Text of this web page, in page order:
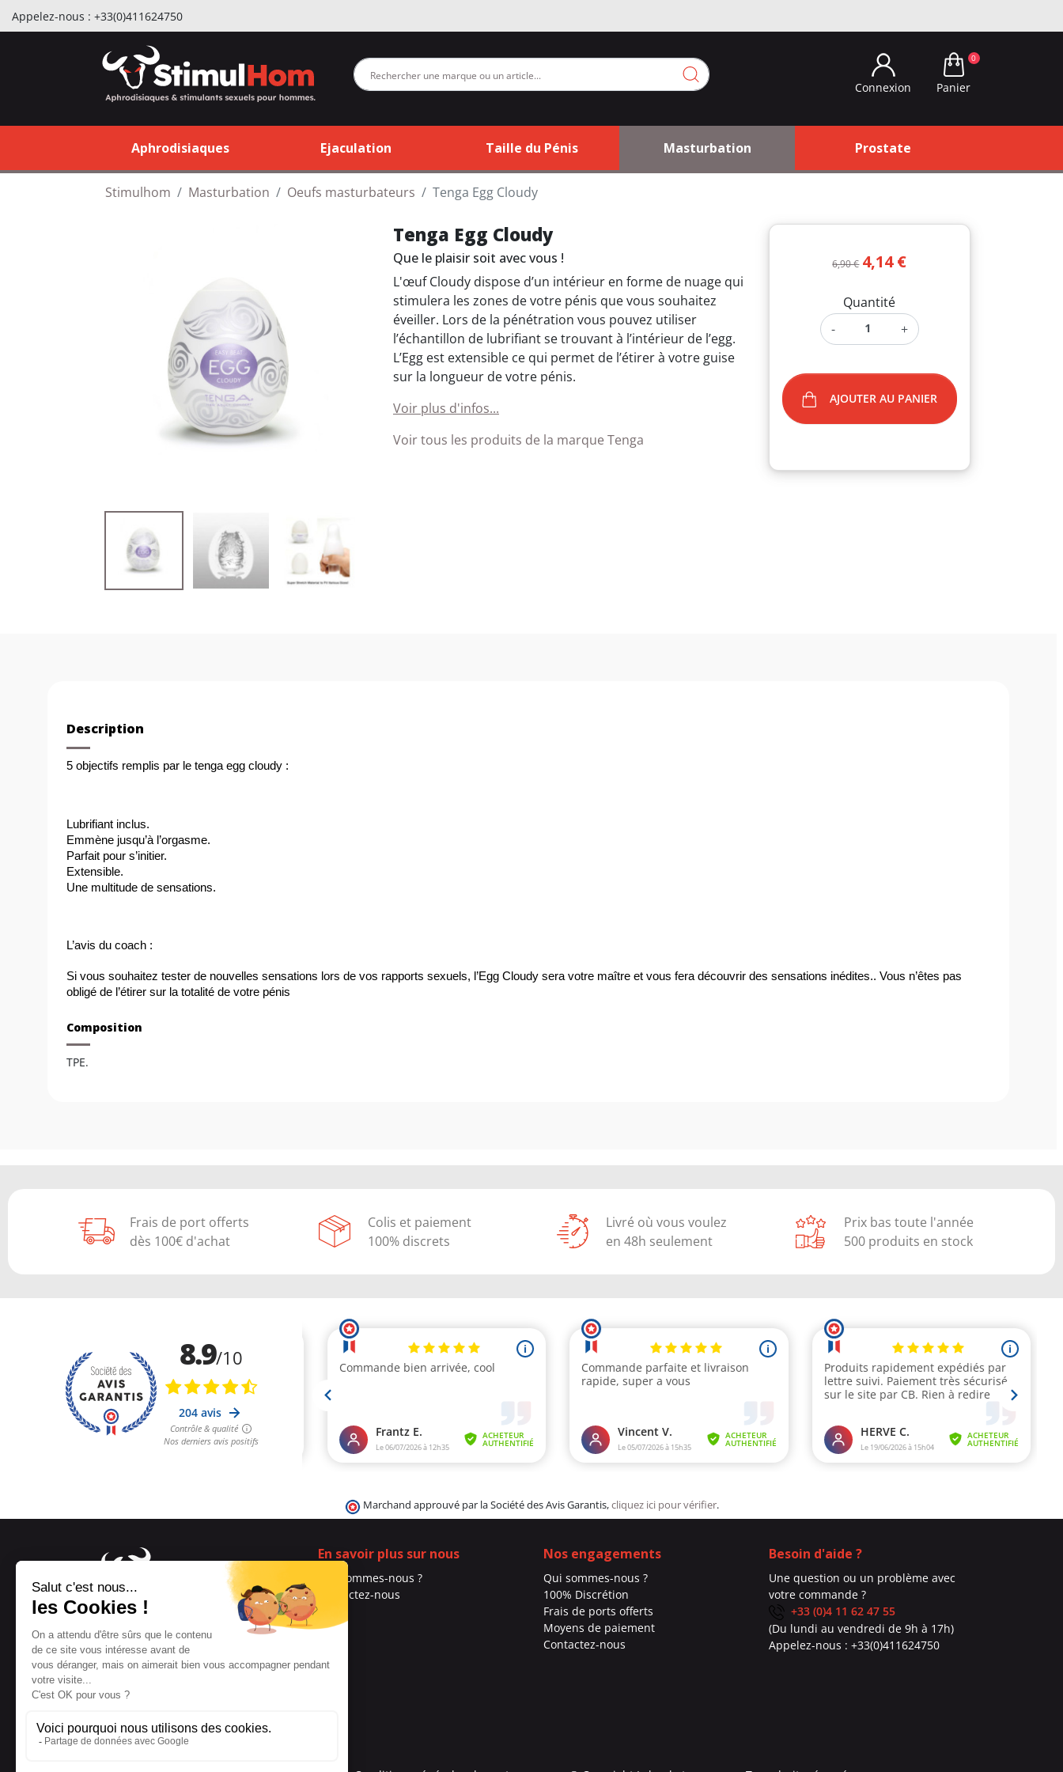
Appelez-nous : +33(0)411624750
Connexion
0
Panier
Aphrodisiaques Ejaculation Taille du Pénis Masturbation Prostate
Stimulhom Masturbation Oeufs masturbateurs Tenga Egg Cloudy
Tenga Egg Cloudy
Que le plaisir soit avec vous !
L'œuf Cloudy dispose d’un intérieur en forme de nuage qui
stimulera les zones de votre pénis que vous souhaitez
éveiller. Lors de la pénétration vous pouvez utiliser
l’échantillon de lubrifiant se trouvant à l’intérieur de l’egg.
L’Egg est extensible ce qui permet de l’étirer à votre guise
sur la longueur de votre pénis.
Voir plus d'infos...
Voir tous les produits de la marque Tenga
6,90 € 4,14 €
Quantité
-
+
AJOUTER AU PANIER
Description
5 objectifs remplis par le tenga egg cloudy :
Lubrifiant inclus.
Emmène jusqu’à l’orgasme.
Parfait pour s’initier.
Extensible.
Une multitude de sensations.
L’avis du coach :
Si vous souhaitez tester de nouvelles sensations lors de vos rapports sexuels, l’Egg Cloudy sera votre maître et vous fera découvrir des sensations inédites.. Vous n’êtes pas
obligé de l’étirer sur la totalité de votre pénis
Composition
TPE.
Frais de port offerts
dès 100€ d'achat
Colis et paiement
100% discrets
Livré où vous voulez
en 48h seulement
Prix bas toute l'année
500 produits en stock
Marchand approuvé par la Société des Avis Garantis,cliquez ici pour vérifier.
Spécialiste français depuis
2008 qui propose des
aphrodisiaques et du plaisir
discrétion
Réseaux sociaux
En savoir plus sur nous
Qui sommes-nous ?
Contactez-nous
Nos engagements
Qui sommes-nous ?
100% Discrétion
Frais de ports offerts
Moyens de paiement
Contactez-nous
Besoin d'aide ?
Une question ou un problème avec
votre commande ?
+33 (0)4 11 62 47 55
(Du lundi au vendredi de 9h à 17h)
Appelez-nous : +33(0)411624750